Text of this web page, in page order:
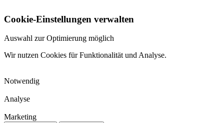
Cookie-Einstellungen verwalten
Auswahl zur Optimierung möglich
Wir nutzen Cookies für Funktionalität und Analyse.
Notwendig
Analyse
Marketing